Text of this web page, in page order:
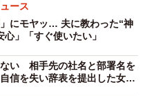
ース
」にモヤッ… 夫に教わった“神
」「すぐ使いたい」
ない 相手先の社名と部署名を
信を失い辞表を提出した女性